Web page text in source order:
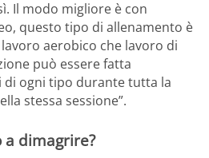
Il modo migliore è con
questo tipo di allenamento è
aerobico che lavoro di
può essere fatta
ogni tipo durante tutta la
stessa sessione”.
dimagrire?